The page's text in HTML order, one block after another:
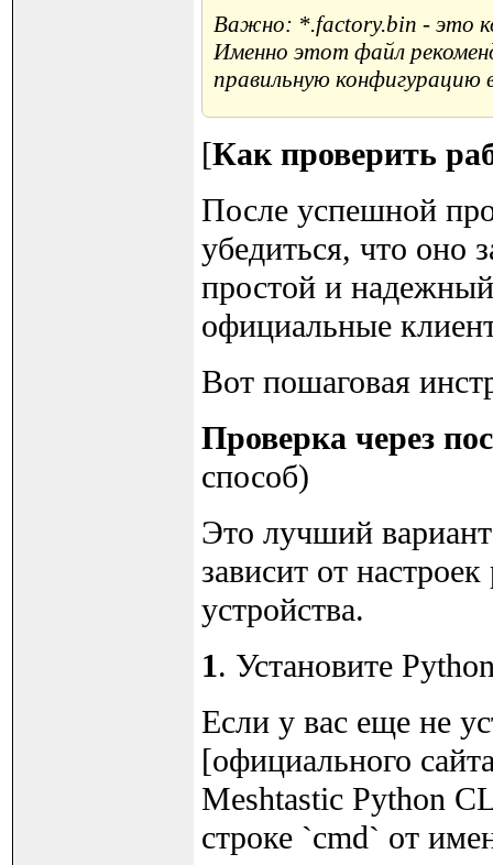
Важно: *.factory.bin - это
Именно этот файл
правильную конфигурацию
[Как проверить
После успешной
убедиться, что оно
простой и
официальные
Вот пошаговая
Проверка через
способ)
Это лучший
зависит от
устройства.
1. Установите
Если у вас еще не
[официального
Meshtastic Python
строке `cmd` от